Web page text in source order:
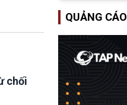
chối
QUẢNG CÁO